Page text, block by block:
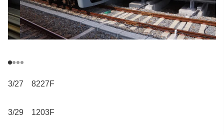
3/27 8227F
3/29 1203F